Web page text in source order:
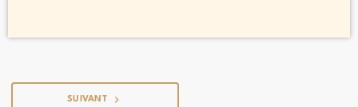
SUIVANT navigate_next